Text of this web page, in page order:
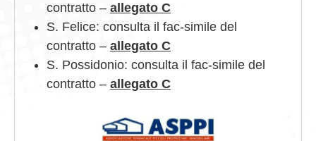
contratto – allegato C
S. Felice: consulta il fac-simile del
contratto – allegato C
S. Possidonio: consulta il fac-simile del
contratto – allegato C